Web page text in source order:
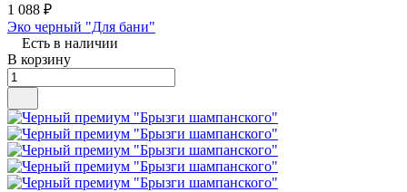
1 088 ₽
Эко черный "Для бани"
Есть в наличии
В корзину